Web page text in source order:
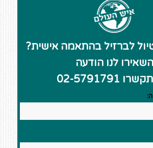
לברזיל בהתאמה אישית?
השאירו לנו הודעה
02-5791791